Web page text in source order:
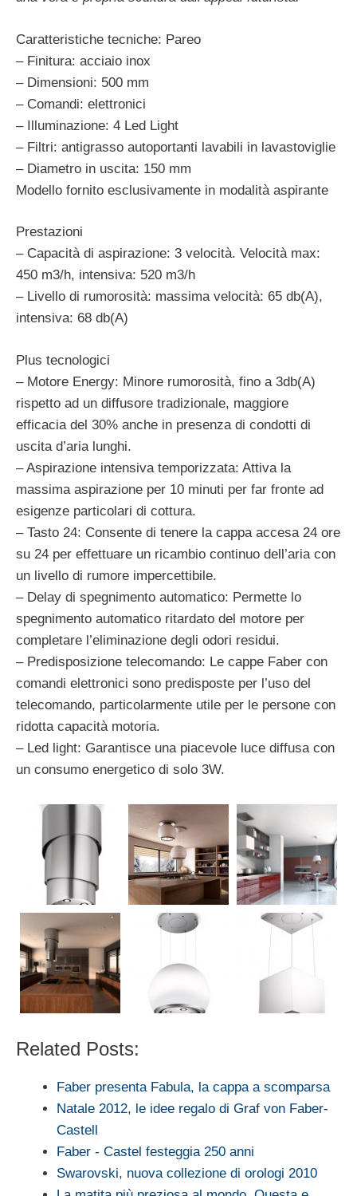
Caratteristiche tecniche: Pareo
– Finitura: acciaio inox
– Dimensioni: 500 mm
– Comandi: elettronici
– Illuminazione: 4 Led Light
– Filtri: antigrasso autoportanti lavabili in lavastoviglie
– Diametro in uscita: 150 mm
Modello fornito esclusivamente in modalità aspirante
Prestazioni
– Capacità di aspirazione: 3 velocità. Velocità max:
450 m3/h, intensiva: 520 m3/h
– Livello di rumorosità: massima velocità: 65 db(A),
intensiva: 68 db(A)
Plus tecnologici
– Motore Energy: Minore rumorosità, fino a 3db(A)
rispetto ad un diffusore tradizionale, maggiore
efficacia del 30% anche in presenza di condotti di
uscita d’aria lunghi.
– Aspirazione intensiva temporizzata: Attiva la
massima aspirazione per 10 minuti per far fronte ad
esigenze particolari di cottura.
– Tasto 24: Consente di tenere la cappa accesa 24 ore
su 24 per effettuare un ricambio continuo dell’aria con
un livello di rumore impercettibile.
– Delay di spegnimento automatico: Permette lo
spegnimento automatico ritardato del motore per
completare l’eliminazione degli odori residui.
– Predisposizione telecomando: Le cappe Faber con
comandi elettronici sono predisposte per l’uso del
telecomando, particolarmente utile per le persone con
ridotta capacità motoria.
– Led light: Garantisce una piacevole luce diffusa con
un consumo energetico di solo 3W.
Related Posts:
Faber presenta Fabula, la cappa a scomparsa
Natale 2012, le idee regalo di Graf von Faber-
Castell
Faber - Castel festeggia 250 anni
Swarovski, nuova collezione di orologi 2010